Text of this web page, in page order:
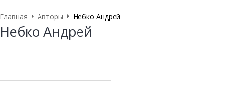
Главная Авторы Небко Андрей
Небко Андрей